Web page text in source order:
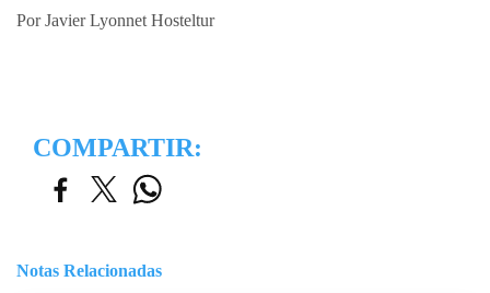
Por Javier Lyonnet Hosteltur
COMPARTIR:
Notas Relacionadas